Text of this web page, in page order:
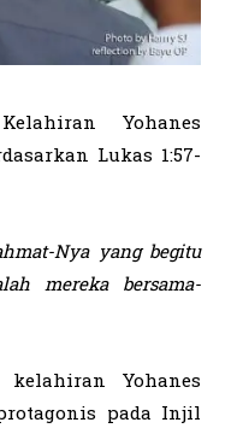
Yohanes
Lukas 1:57-
Nya yang begitu
mereka bersama-
Yohanes
pada Injil